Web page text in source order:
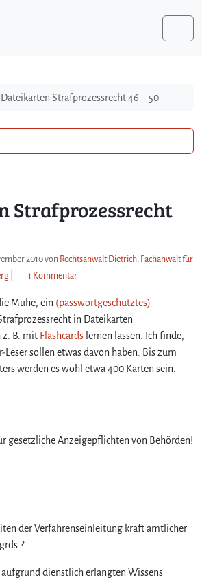
Dateikarten Strafprozessrecht 46 – 50
Strafprozessrecht
2010von Rechtsanwalt Dietrich, Fachanwalt für
1 Kommentarz
D
a
t
k
n
p
z
Mühe, ein (passwortgeschütztes)
in Dateikarten
z. B. mit Flashcards lernen lassen. Ich finde,
sollen etwas davon haben. Bis zum
werden es wohl etwa 400 Karten sein.
gesetzliche Anzeigepflichten von Behörden!
der Verfahrenseinleitung kraft amtlicher
dienstlich erlangten Wissens